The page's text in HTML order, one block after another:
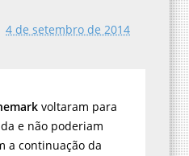
4 de setembro de 2014
voltaram para
e não poderiam
a continuação da